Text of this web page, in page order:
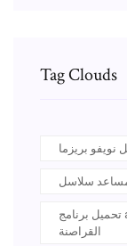
Tag Clouds
تحميل برنامج avg tuneup utilities 2018 تورنت خليج
القراصنة